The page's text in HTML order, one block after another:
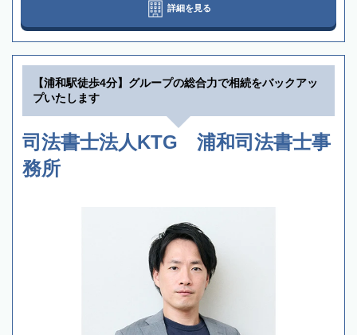
詳細を見る
【浦和駅徒歩4分】グループの総合力で相続をバックアッ
プいたします
司法書士法人KTG 浦和司法書士事
務所